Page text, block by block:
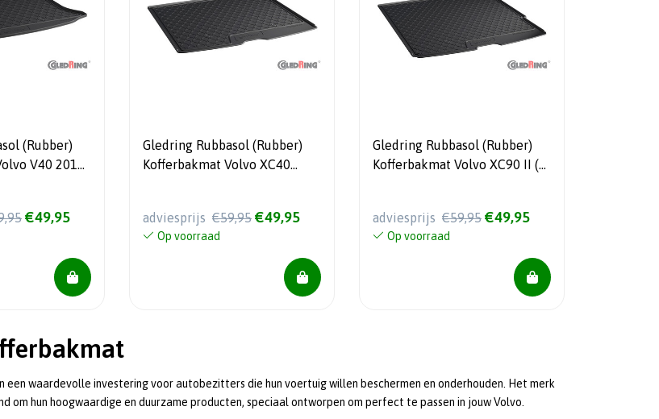
(Rubber)
V40 2012-
€49,95
Gledring Rubbasol (Rubber)
Kofferbakmat Volvo XC40
adviesprijs €59,95 €49,95
Op voorraad
Gledring Rubbasol (Rubber)
Kofferbakmat Volvo XC90 II (5-
adviesprijs €59,95 €49,95
Op voorraad
een waardevolle investering voor autobezitters die hun voertuig willen beschermen en onderhouden. Het merk
om hun hoogwaardige en duurzame producten, speciaal ontworpen om perfect te passen in jouw Volvo.